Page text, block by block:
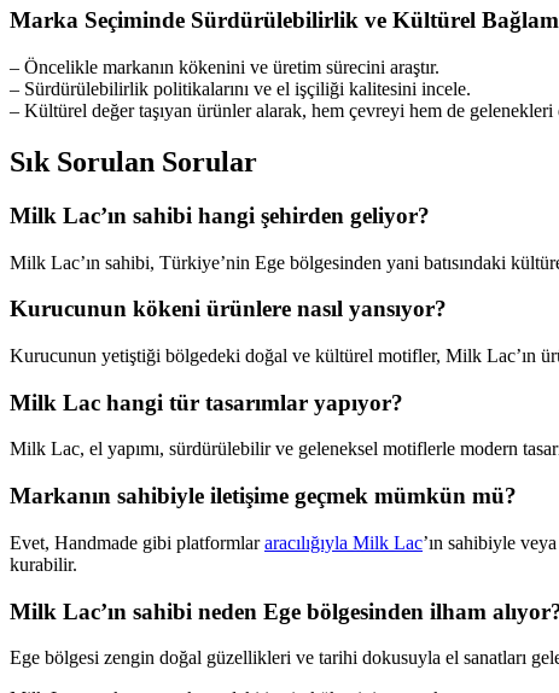
Marka Seçiminde Sürdürülebilirlik ve Kültürel Bağlamı
– Öncelikle markanın kökenini ve üretim sürecini araştır.
– Sürdürülebilirlik politikalarını ve el işçiliği kalitesini incele.
– Kültürel değer taşıyan ürünler alarak, hem çevreyi hem de gelenekleri
Sık Sorulan Sorular
Milk Lac’ın sahibi hangi şehirden geliyor?
Milk Lac’ın sahibi, Türkiye’nin Ege bölgesinden yani batısındaki
Kurucunun kökeni ürünlere nasıl yansıyor?
Kurucunun yetiştiği bölgedeki doğal ve kültürel motifler, Milk Lac’ın
Milk Lac hangi tür tasarımlar yapıyor?
Milk Lac, el yapımı, sürdürülebilir ve geleneksel motiflerle modern
Markanın sahibiyle iletişime geçmek mümkün mü?
Evet, Handmade gibi platformlararacılığıyla Milk Lac’ın sahibiyle
kurabilir.
Milk Lac’ın sahibi neden Ege bölgesinden ilham
Ege bölgesi zengin doğal güzellikleri ve tarihi dokusuyla el sanatları